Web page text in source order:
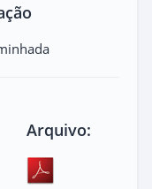
Arquivo: